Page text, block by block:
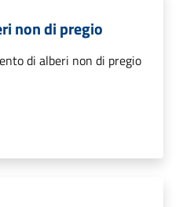
non di pregio
di alberi non di pregio